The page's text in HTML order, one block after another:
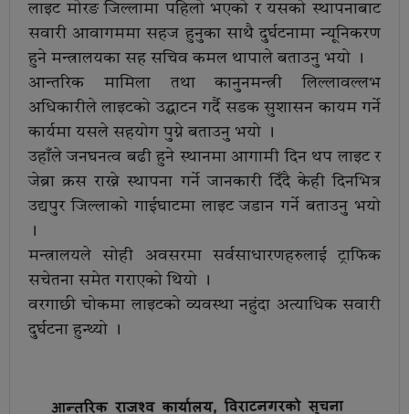
लाइट मोरङ जिल्लामा पहिलो भएको र यसको स्थापनाबाट
सवारी आवागममा सहज हुनुका साथै दुर्घटनामा न्यूनिकरण
हुने मन्त्रालयका सह सचिव कमल थापाले बताउनु भयो ।
आन्तरिक मामिला तथा कानुनमन्त्री लिल्लावल्लभ
अधिकारीले लाइटको उद्घाटन गर्दै सडक सुशासन कायम गर्ने
कार्यमा यसले सहयोग पुग्ने बताउनु भयो ।
उहाँले जनघनत्व बढी हुने स्थानमा आगामी दिन थप लाइट र
जेब्रा क्रस राख्ने स्थापना गर्ने जानकारी दिँदै केही दिनभित्र
उद्यपुर जिल्लाको गाईघाटमा लाइट जडान गर्ने बताउनु भयो
।
मन्त्रालयले सोही अवसरमा सर्वसाधारणहरुलाई ट्राफिक
सचेतना समेत गराएको थियो ।
वरगाछी चोकमा लाइटको व्यवस्था नहुंदा अत्याधिक सवारी
दुर्घटना हुन्थ्यो ।